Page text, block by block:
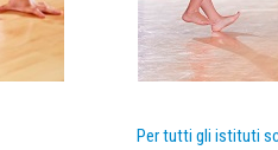
Per tutti gli istituti